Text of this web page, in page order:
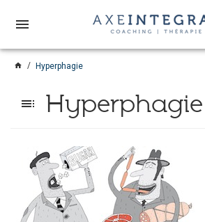
menu
home Hyperphagie
toc Hyperphagie